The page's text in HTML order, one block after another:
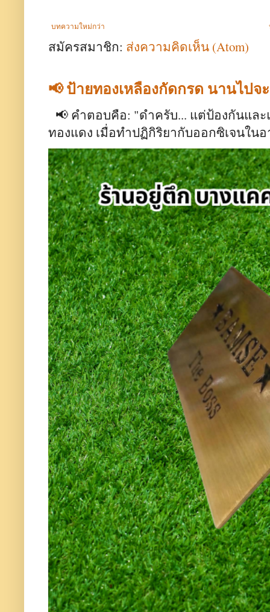
บทความใหม่กว่า
สมัครสมาชิก: ส่งความคิดเห็น (Atom)
📢 ป้ายทองเหลืองกัดกรด นานไปจ
📢 คำตอบคือ: "ดำครับ... แต่ป้องกันแล
ทองแดง เมื่อทำปฏิกิริยากับออกซิเจนใน